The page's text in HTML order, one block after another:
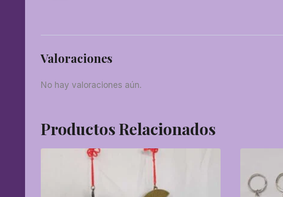
Valoraciones
No hay valoraciones aún.
Productos Relacionados